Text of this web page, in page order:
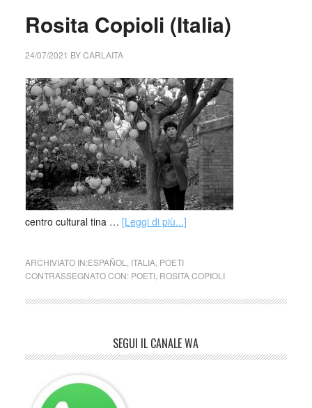
Rosita Copioli (Italia)
24/07/2021 BYCARLAITA
centro cultural tina … [Leggi di più...]
ARCHIVIATO IN:ESPAÑOL ITALIA, POETI
CONTRASSEGNATO CON: POETI, ROSITA COPIOLI
SEGUI IL CANALE WA